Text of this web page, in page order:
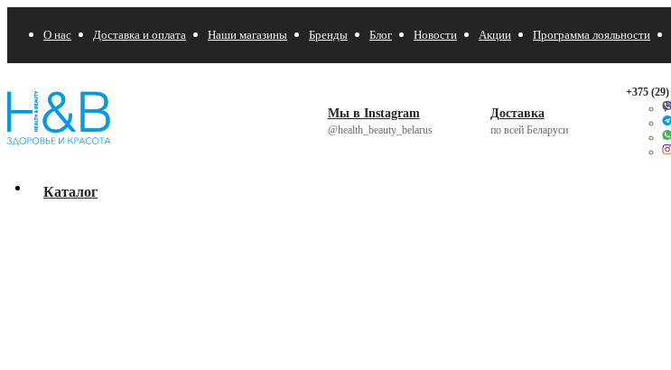
О нас Доставка и оплата Наши магазины Бренды Блог Новости Акции Программа лояльности
Мы в Instagram
@health_beauty_belarus
Доставка
по всей Беларуси
+375 (29)
Каталог